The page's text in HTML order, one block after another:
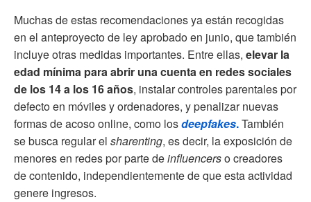
Muchas de estas recomendaciones ya están recogidas
en el anteproyecto de ley aprobado en junio, que también
incluye otras medidas importantes. Entre ellas, elevar la
edad mínima para abrir una cuenta en redes sociales
de los 14 a los 16 años, instalar controles parentales por
defecto en móviles y ordenadores, y penalizar nuevas
formas de acoso online, como losdeepfakes.También
se busca regular el sharenting, es decir, la exposición de
menores en redes por parte deinfluencerso creadores
de contenido, independientemente de que esta actividad
genere ingresos.